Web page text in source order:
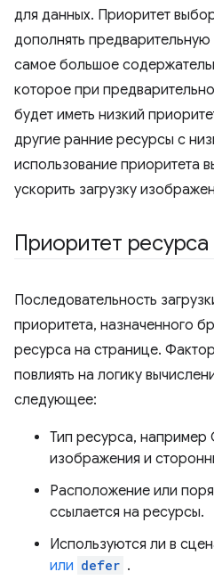
для данных. Приоритет
дополнять предварительную
самое большое
которое при
будет иметь низкий
другие ранние ресурсы с
использование приоритета
ускорить загрузку
Приоритет ресурса
Последовательность
приоритета, назначенного
ресурса на странице.
повлиять на логику
следующее:
Тип ресурса, например
изображения и
Расположение или
ссылается на ресурсы.
Используются ли в
или defer .